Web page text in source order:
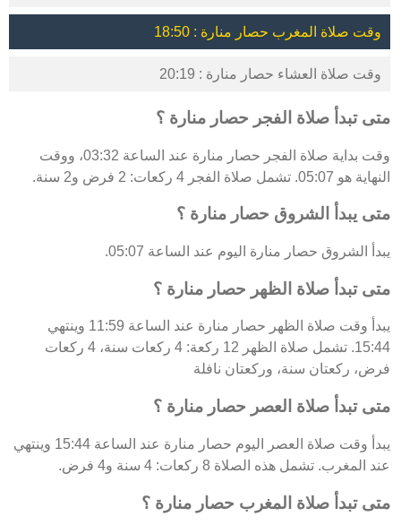
وقت صلاة المغرب حصار منارة : 18:50
وقت صلاة العشاء حصار منارة : 20:19
متى تبدأ صلاة الفجر حصار منارة ؟
وقت بداية صلاة الفجر حصار منارة عند الساعة 03:32، ووقت
النهاية هو 05:07. تشمل صلاة الفجر 4 ركعات: 2 فرض و2 سنة.
متى يبدأ الشروق حصار منارة ؟
يبدأ الشروق حصار منارة اليوم عند الساعة 05:07.
متى تبدأ صلاة الظهر حصار منارة ؟
يبدأ وقت صلاة الظهر حصار منارة عند الساعة 11:59 وينتهي
15:44. تشمل صلاة الظهر 12 ركعة: 4 ركعات سنة، 4 ركعات
فرض، ركعتان سنة، وركعتان نافلة
متى تبدأ صلاة العصر حصار منارة ؟
يبدأ وقت صلاة العصر اليوم حصار منارة عند الساعة 15:44 وينتهي
عند المغرب. تشمل هذه الصلاة 8 ركعات: 4 سنة و4 فرض.
متى تبدأ صلاة المغرب حصار منارة ؟